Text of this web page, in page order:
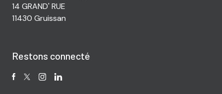
14 GRAND' RUE
11430 Gruissan
Restons connecté